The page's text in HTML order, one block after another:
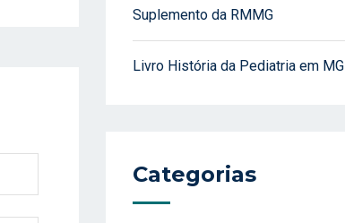
Suplemento da RMMG
Livro História da Pediatria em MG
Categorias